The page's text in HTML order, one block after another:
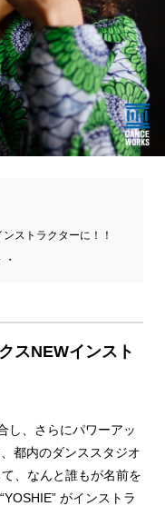
ストラクターに！！
スNEWインスト
し、さらにパワーアッ
都内のダンススタジオ
、なんと誰もが名前を
がインストラ